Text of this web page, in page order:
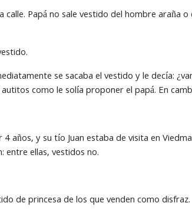
Papá no sale vestido del hombre araña
se sacaba el vestido y le decía:
como le solía proponer el papá. En
años, y su tío Juan estaba de visita en
entre ellas, vestidos no.
de princesa de los que venden como disfraz.